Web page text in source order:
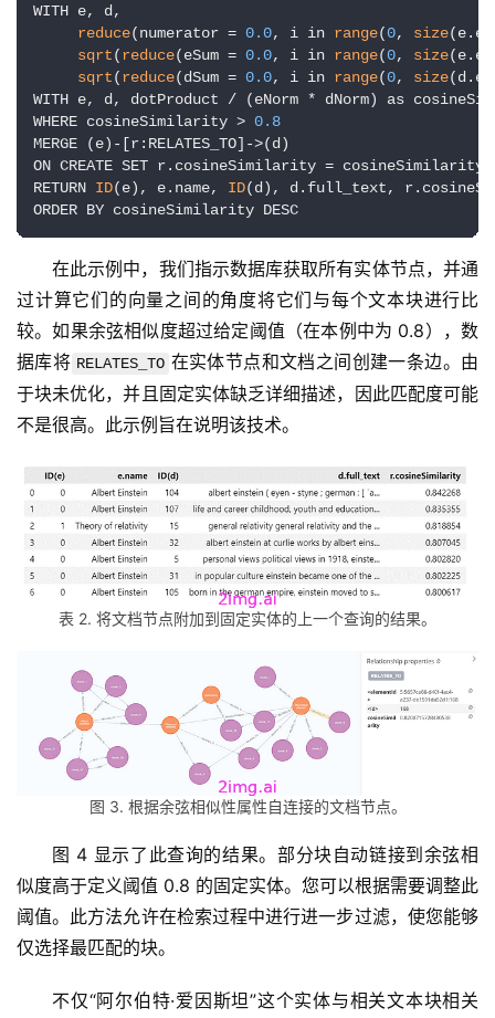
WITH e, d,
reduce(numerator = 0.0, i in range(0, size
sqrt(reduce(eSum = 0.0, i in range(0, size
sqrt(reduce(dSum = 0.0, i in range(0, size
WITH e, d, dotProduct / (eNorm * dNorm) as
WHERE cosineSimilarity > 0.8
MERGE (e)-[r:RELATES_TO]->(d)
ON CREATE SET r.cosineSimilarity = cosineSimilarity
RETURN ID(e), e.name, ID(d), d.full_text,
ORDER BY cosineSimilarity DESC
在此示例中，我们指示数据库获取所有实体节点，并通
过计算它们的向量之间的角度将它们与每个文本块进行比
较。如果余弦相似度超过给定阈值（在本例中为 0.8），数
据库将 RELATES_TO 在实体节点和文档之间创建一条边。由
于块未优化，并且固定实体缺乏详细描述，因此匹配度可能
不是很高。此示例旨在说明该技术。
表 2. 将文档节点附加到固定实体的上一个查询的结果。
图 3. 根据余弦相似性属性自连接的文档节点。
图 4 显示了此查询的结果。部分块自动链接到余弦相
似度高于定义阈值 0.8 的固定实体。您可以根据需要调整此
阈值。此方法允许在检索过程中进行进一步过滤，使您能够
仅选择最匹配的块。
不仅“阿尔伯特·爱因斯坦”这个实体与相关文本块相关